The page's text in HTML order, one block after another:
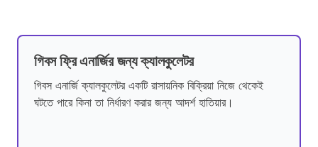
গিবস ফ্রি এনার্জির জন্য ক্যালকুলেটর
গিবস এনার্জি ক্যালকুলেটর একটি রাসায়নিক বিক্রিয়া নিজে থেকেই
ঘটতে পারে কিনা তা নির্ধারণ করার জন্য আদর্শ হাতিয়ার।